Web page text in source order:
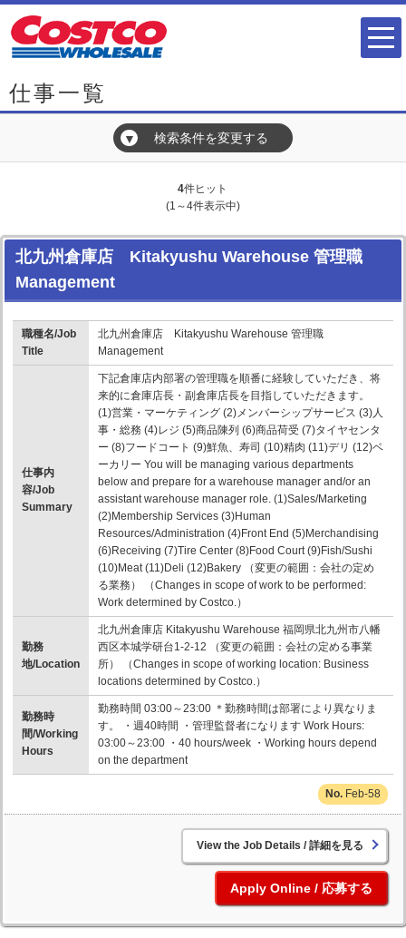
仕事一覧
▼ 検索条件を変更する
4件ヒット
(1～4件表示中)
北九州倉庫店 Kitakyushu Warehouse 管理職
Management
職種名/Job
Title
北九州倉庫店 Kitakyushu Warehouse 管理職
Management
仕事内
容/Job
Summary
下記倉庫店内部署の管理職を順番に経験していただき、将
来的に倉庫店長・副倉庫店長を目指していただきます。
(1)営業・マーケティング (2)メンバーシップサービス (3)人
事・総務 (4)レジ (5)商品陳列 (6)商品荷受 (7)タイヤセンタ
ー (8)フードコート (9)鮮魚、寿司 (10)精肉 (11)デリ (12)ベ
ーカリー You will be managing various departments
below and prepare for a warehouse manager and/or an
assistant warehouse manager role. (1)Sales/Marketing
(2)Membership Services (3)Human
Resources/Administration (4)Front End (5)Merchandising
(6)Receiving (7)Tire Center (8)Food Court (9)Fish/Sushi
(10)Meat (11)Deli (12)Bakery （変更の範囲：会社の定め
る業務） （Changes in scope of work to be performed:
Work determined by Costco.）
勤務
地/Location
北九州倉庫店 Kitakyushu Warehouse 福岡県北九州市八幡
西区本城学研台1-2-12 （変更の範囲：会社の定める事業
所） （Changes in scope of working location: Business
locations determined by Costco.）
勤務時
間/Working
Hours
勤務時間 03:00～23:00 ＊勤務時間は部署により異なりま
す。 ・週40時間 ・管理監督者になります Work Hours:
03:00～23:00 ・40 hours/week ・Working hours depend
on the department
Feb-58
詳細を見る
応募する